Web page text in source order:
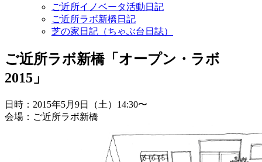
ご近所イノベータ活動日記
ご近所ラボ新橋日記
芝の家日記（ちゃぶ台日誌）
ご近所ラボ新橋「オープン・ラボ
2015」
日時：2015年5月9日（土）14:30〜
会場：ご近所ラボ新橋